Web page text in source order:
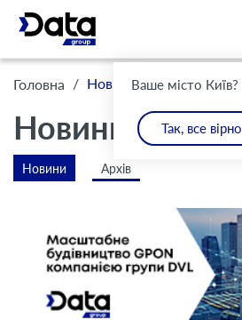
Ваше місто Київ?
Так, все вірно
Головна / Новини
Новини
Новини Архів